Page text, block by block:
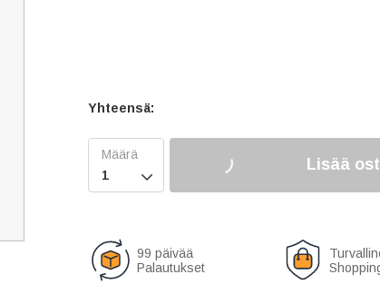
Yhteensä:

Lisää
99 päivää
Palautukset